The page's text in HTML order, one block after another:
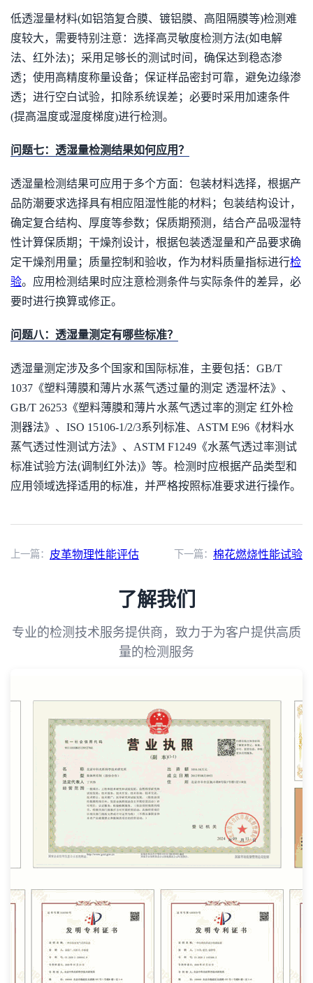
低透湿量材料(如铝箔复合膜、镀铝膜、高阻隔膜等)检测难
度较大，需要特别注意：选择高灵敏度检测方法(如电解
法、红外法)；采用足够长的测试时间，确保达到稳态渗
透；使用高精度称量设备；保证样品密封可靠，避免边缘渗
透；进行空白试验，扣除系统误差；必要时采用加速条件
(提高温度或湿度梯度)进行检测。
问题七：透湿量检测结果如何应用？
透湿量检测结果可应用于多个方面：包装材料选择，根据产
品防潮要求选择具有相应阻湿性能的材料；包装结构设计，
确定复合结构、厚度等参数；保质期预测，结合产品吸湿特
性计算保质期；干燥剂设计，根据包装透湿量和产品要求确
定干燥剂用量；质量控制和验收，作为材料质量指标进行检
验。应用检测结果时应注意检测条件与实际条件的差异，必
要时进行换算或修正。
问题八：透湿量测定有哪些标准？
透湿量测定涉及多个国家和国际标准，主要包括：GB/T
1037《塑料薄膜和薄片水蒸气透过量的测定 透湿杯法》、
GB/T 26253《塑料薄膜和薄片水蒸气透过率的测定 红外检
测器法》、ISO 15106-1/2/3系列标准、ASTM E96《材料水
蒸气透过性测试方法》、ASTM F1249《水蒸气透过率测试
标准试验方法(调制红外法)》等。检测时应根据产品类型和
应用领域选择适用的标准，并严格按照标准要求进行操作。
上一篇： 皮革物理性能评估 下一篇： 棉花燃烧性能试验
了解我们
专业的检测技术服务提供商，致力于为客户提供高质
量的检测服务